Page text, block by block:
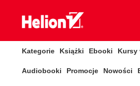
Kategorie Książki Ebooki Kursy
Audiobooki Promocje Nowości